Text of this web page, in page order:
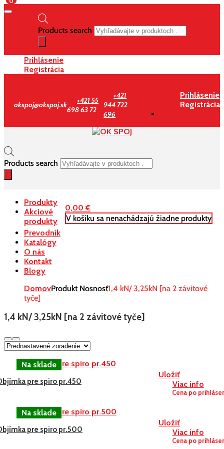
Products search
Prihlásenie
Registrácia
okspoj@okspoj.sk
+421 55
698 63 72
+421
944 722
696
Prihlásenie
Registrácia
Products search
0,00€
V košíku sa nenachádzajú žiadne produkty
Produkty
Akciové
produkty
Prevodník
Katalógy
O nás
Kontakt
Blogy
DomovProdukt Nosnosť1,4 kN/ 3,25kN [na 2 závitové
tyče]
1,4 kN/ 3,25kN [na 2 závitové tyče]
Uložiť
Viac info
pre spiro pr.450
Cena po
Uložiť
Viac info
pre spiro pr.500
Cena po